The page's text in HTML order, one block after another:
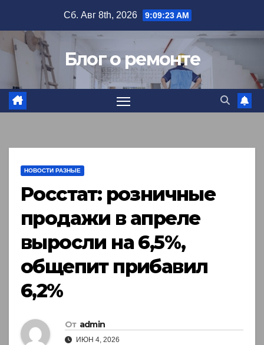
содержимому
Сб. Авг 8th, 2026 9:09:24 AM
Блог о ремонте
НОВОСТИ РАЗНЫЕ
Росстат: розничные
продажи в апреле
выросли на 6,5%,
общепит прибавил
6,2%
От admin
ИЮН 4, 2026